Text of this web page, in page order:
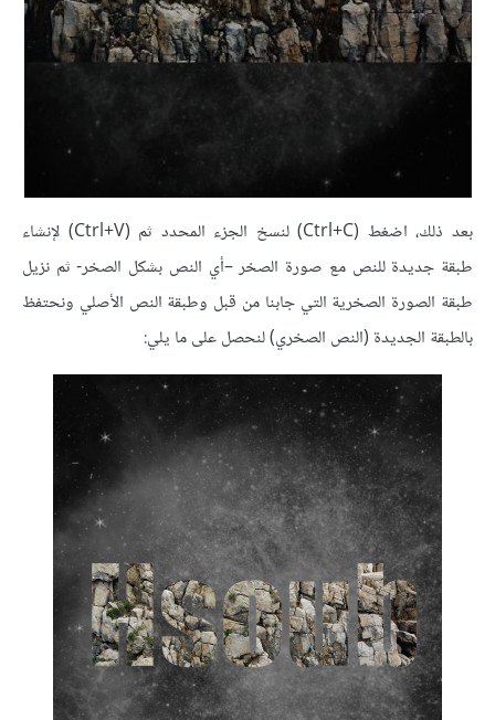
بعد ذلك، اضغط (Ctrl+C) لنسخ الجزء المحدد ثم (Ctrl+V) لإنشاء
طبقة جديدة للنص مع صورة الصخر –أي النص بشكل الصخر- ثم نزيل
طبقة الصورة الصخرية التي جابنا من قبل وطبقة النص الأصلي ونحتفظ
بالطبقة الجديدة (النص الصخري) لنحصل على ما يلي: